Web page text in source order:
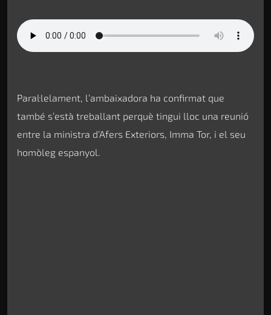
Paral·lelament, l’ambaixadora ha confirmat que
també s’està treballant perquè tingui lloc una reunió
entre la ministra d’Afers Exteriors, Imma Tor, i el seu
homòleg espanyol.